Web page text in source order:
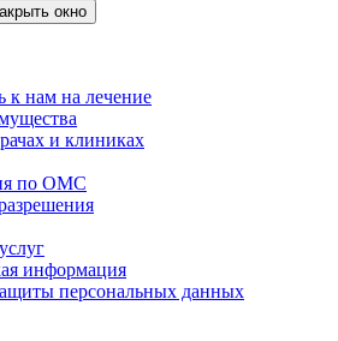
окно
к нам на лечение
и клиниках
по ОМС
информация
персональных данных